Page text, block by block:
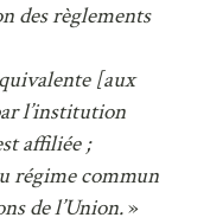
des règlements
[aux
l’institution
affiliée ;
régime commun
de l’Union.»